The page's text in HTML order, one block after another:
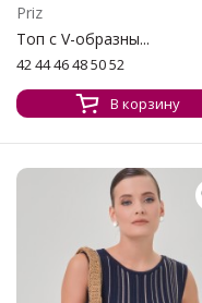
Priz
Топ с V-образны...
42 44 46 48 50 52
В корзину